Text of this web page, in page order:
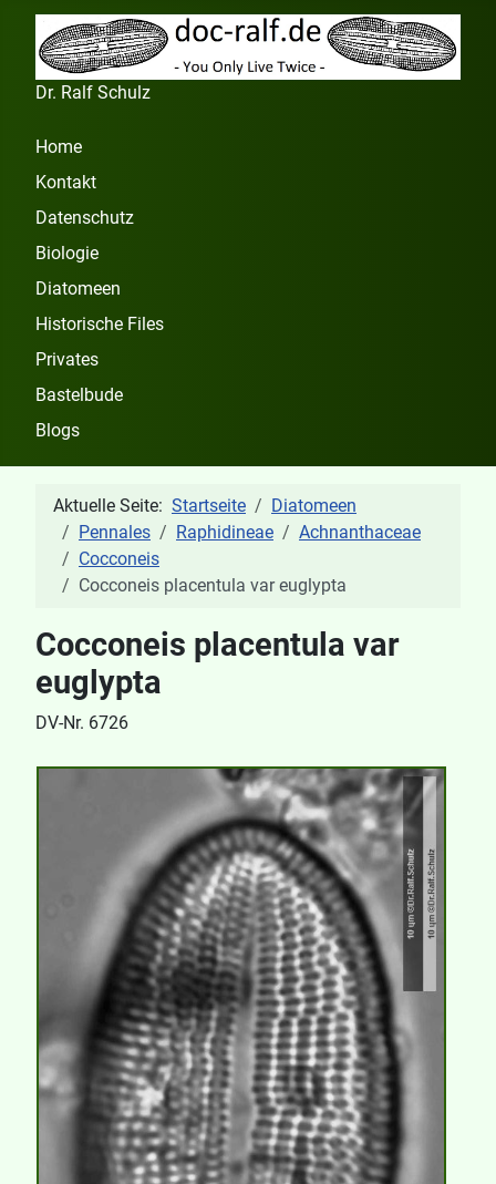
Dr. Ralf Schulz
Home
Kontakt
Datenschutz
Biologie
Diatomeen
Historische Files
Privates
Bastelbude
Blogs
Aktuelle Seite: Startseite
Diatomeen
Pennales
Raphidineae
Achnanthaceae
Cocconeis
Cocconeis placentula var euglypta
Cocconeis placentula var
euglypta
DV-Nr. 6726